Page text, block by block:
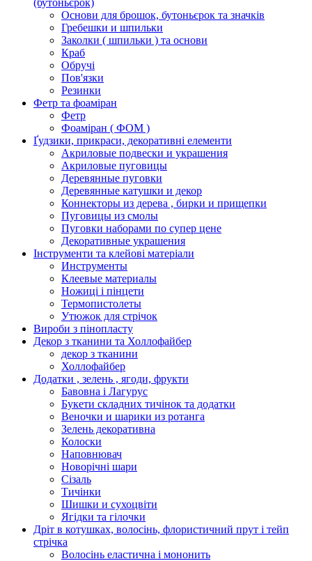
(бутоньєрок)
Основи для брошок, бутоньєрок та значків
Гребешки и шпильки
Заколки ( шпильки ) та основи
Краб
Обручі
Пов'язки
Резинки
Фетр та фоаміран
Фетр
Фоаміран ( ФОМ )
Ґудзики, прикраси, декоративні елементи
Акриловые подвески и украшения
Акриловые пуговицы
Деревянные пуговки
Деревянные катушки и декор
Коннекторы из дерева , бирки и прищепки
Пуговицы из смолы
Пуговки наборами по супер цене
Декоративные украшения
Інструменти та клейові матеріали
Инструменты
Клеевые материалы
Ножиці і пінцети
Термопистолеты
Утюжок для стрічок
Вироби з пінопласту
Декор з тканини та Холлофайбер
декор з тканини
Холлофайбер
Додатки , зелень , ягоди, фрукти
Бавовна і Лагурус
Букети складних тичінок та додатки
Веночки и шарики из ротанга
Зелень декоративна
Колоски
Наповнювач
Новорічні шари
Сізаль
Тичінки
Шишки и сухоцвіти
Ягідки та гілочки
Дріт в котушках, волосінь, флористичний прут і тейп
стрічка
Волосінь еластична і мононить